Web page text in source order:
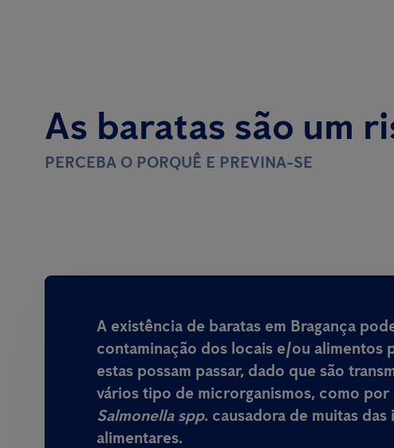
As baratas são um
PERCEBA O PORQUÊ E PREVINA-SE
A existência de baratas em Bragança
contaminação dos locais e/ou alimentos
estas possam passar, dado que são
vários tipo de microrganismos, como por
Salmonella spp. causadora de muitas
alimentares.